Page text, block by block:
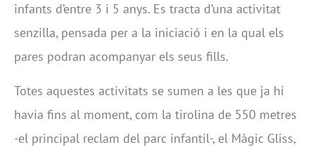
infants d’entre 3 i 5 anys. Es tracta d’una activitat
senzilla, pensada per a la iniciació i en la qual els
pares podran acompanyar els seus fills.
Totes aquestes activitats se sumen a les que ja hi
havia fins al moment, com la tirolina de 550 metres
-el principal reclam del parc infantil-, el Màgic Gliss,